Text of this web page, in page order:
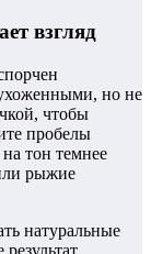
взгляд
но не
чтобы
пробелы
тон темнее
рыжие
натуральные